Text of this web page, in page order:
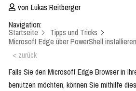
von Lukas Reitberger
Navigation:
Startseite
Tipps und Tricks
Microsoft Edge über PowerShell installieren
< zurück
Falls Sie den Microsoft Edge Browser in
benutzen möchten, können Sie mithilfe